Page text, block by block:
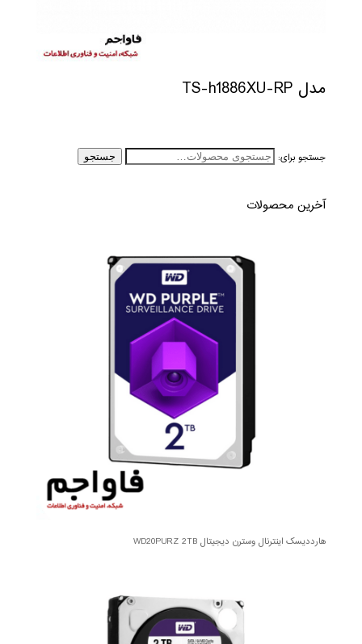
مدل TS-h1886XU-RP
جستجو برای: جستجو
آخرین محصولات
هارددیسک اینترنال وسترن دیجیتال WD20PURZ 2TB